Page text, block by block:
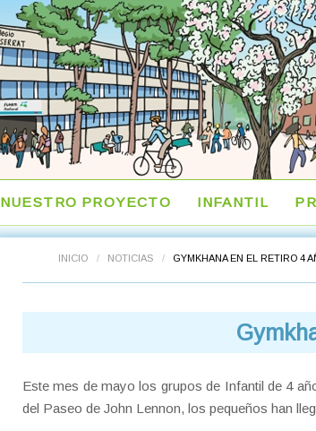
NUESTRO PROYECTO INFANTIL
INICIO / NOTICIAS / GYMKHANA EN EL RETIRO 4
Este mes de mayo los grupos de Infantil de 4
del Paseo de John Lennon, los pequeños han